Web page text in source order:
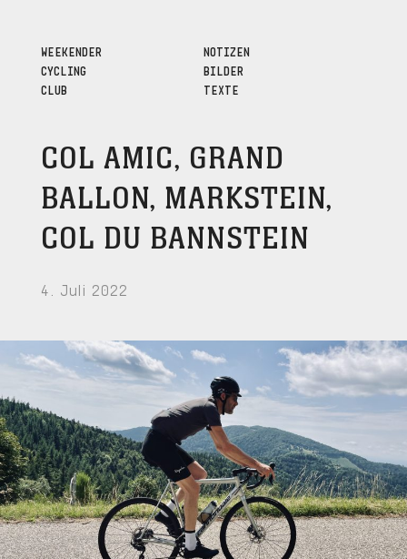
WEEKENDER
CYCLING
CLUB
NOTIZEN
BILDER
TEXTE
COL AMIC, GRAND
BALLON, MARKSTEIN,
COL DU BANNSTEIN
4. Juli 2022